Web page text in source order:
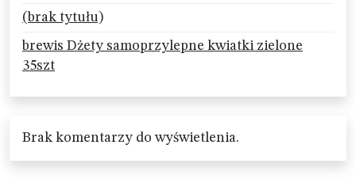
(brak tytułu)
brewis Dżety samoprzylepne kwiatki zielone
35szt
Brak komentarzy do wyświetlenia.